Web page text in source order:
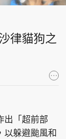
欄
Touch
律貓狗之
出「超前部
以躲避颱風和